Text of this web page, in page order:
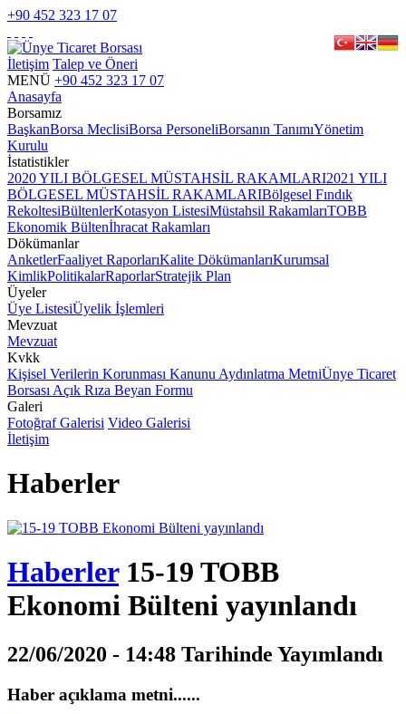
+90 452 323 17 07
İletişim Talep ve Öneri
MENÜ +90 452 323 17 07
Anasayfa
Borsamız
BaşkanBorsa MeclisiBorsa PersoneliBorsanın TanımıYönetim
Kurulu
İstatistikler
2020 YILI BÖLGESEL MÜSTAHSİL RAKAMLARI2021 YILI
BÖLGESEL MÜSTAHSİL RAKAMLARIBölgesel Fındık
RekoltesiBültenlerKotasyon ListesiMüstahsil RakamlarıTOBB
Ekonomik Bültenİhracat Rakamları
Dökümanlar
AnketlerFaaliyet RaporlarıKalite DökümanlarıKurumsal
KimlikPolitikalarRaporlarStratejik Plan
Üyeler
Üye ListesiÜyelik İşlemleri
Mevzuat
Mevzuat
Kvkk
Kişisel Verilerin Korunması Kanunu Aydınlatma MetniÜnye Ticaret
Borsası Açık Rıza Beyan Formu
Galeri
Fotoğraf Galerisi Video Galerisi
İletişim
Haberler
Haberler15-19 TOBB
Ekonomi Bülteni yayınlandı
22/06/2020 - 14:48 Tarihinde Yayımlandı
Haber açıklama metni......